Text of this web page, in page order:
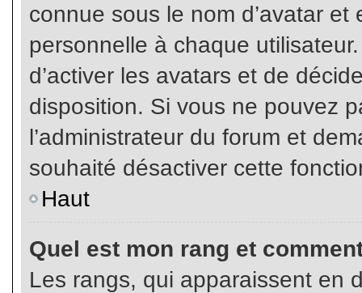
connue sous le nom d’avatar
personnelle à chaque
d’activer les avatars et de
disposition. Si vous ne pouvez
l’administrateur du forum et
souhaité désactiver cette
Haut
Quel est mon rang et
Les rangs, qui apparaissent en